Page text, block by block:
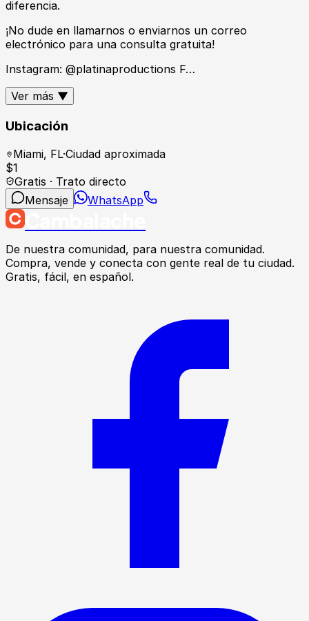
diferencia.
¡No dude en llamarnos o enviarnos un correo
electrónico para una consulta gratuita!
Instagram: @platinaproductions F…
Ver más ▼
Ubicación
Miami, FL·Ciudad aproximada
$1
Gratis · Trato directo
Mensaje
WhatsApp
De nuestra comunidad, para nuestra comunidad.
Compra, vende y conecta con gente real de tu ciudad.
Gratis, fácil, en español.